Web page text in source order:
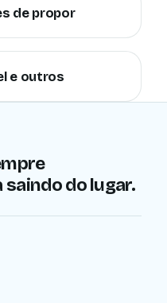
de propor
e outros
do lugar.